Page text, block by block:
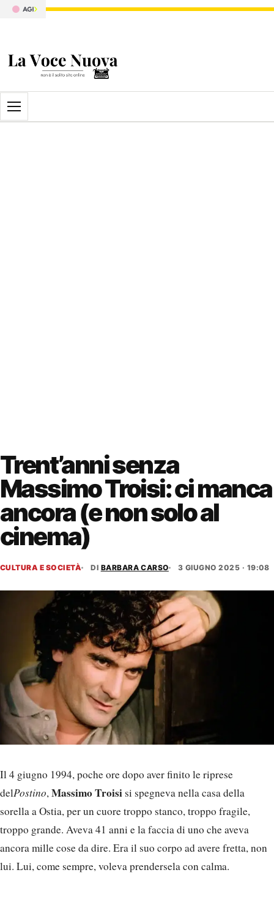
Apri il menu
Trent’anni senza
Massimo Troisi: ci manca
ancora (e non solo al
cinema)
CULTURA E SOCIETÀ DI BARBARA CARSO 3 GIUGNO 2025 · 19:08
Il 4 giugno 1994, poche ore dopo aver finito le riprese
delPostino,Massimo Troisisi spegneva nella casa della
sorella a Ostia, per un cuore troppo stanco, troppo fragile,
troppo grande. Aveva 41 anni e la faccia di uno che aveva
ancora mille cose da dire. Era il suo corpo ad avere fretta, non
lui. Lui, come sempre, voleva prendersela con calma.